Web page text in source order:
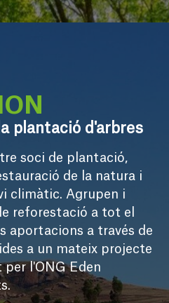
plantació d'arbres
soci de plantació,
de la natura i
climàtic. Agrupen i
reforestació a tot el
aportacions a través de
a un mateix projecte
l'ONG Eden